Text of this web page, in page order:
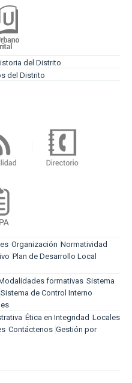
del Distrito
del Distrito
Organización Normatividad
Plan de Desarrollo Local
formativas Sistema
Sistema de Control Interno
Ética en Integridad Locales
Contáctenos Gestión por